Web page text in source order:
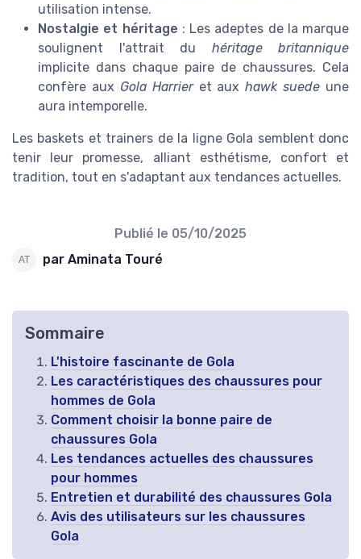
utilisation intense.
Nostalgie et héritage : Les adeptes de la marque
soulignent l'attrait du héritage britannique
implicite dans chaque paire de chaussures. Cela
confère aux Gola Harrieret auxhawk suede une
aura intemporelle.
Les baskets et trainers de la ligne Gola semblent donc
tenir leur promesse, alliant esthétisme, confort et
tradition, tout en s'adaptant aux tendances actuelles.
Publié le 05/10/2025
par Aminata Touré
Sommaire
L'histoire fascinante de Gola
Les caractéristiques des chaussures pour
hommes de Gola
Comment choisir la bonne paire de
chaussures Gola
Les tendances actuelles des chaussures
pour hommes
Entretien et durabilité des chaussures Gola
Avis des utilisateurs sur les chaussures
Gola